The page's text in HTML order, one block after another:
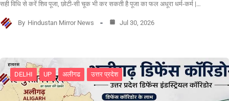
सही विधि से करें शिव पूजा, छोटी-सी चूक भी कर सकती है पूजा का फल अधूरा धर्म-कर्म |…
By Hindustan Mirror News Jul 30, 2026
DELHI UP अलीगढ उत्तर प्रदेश